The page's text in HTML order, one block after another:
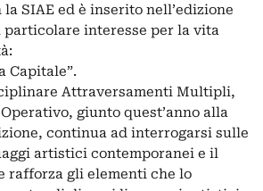
SIAE ed è inserito nell’edizione
particolare interesse per la vita
Capitale”.
Attraversamenti Multipli,
giunto quest’anno alla
continua ad interrogarsi sulle
artistici contemporanei e il
rafforza gli elementi che lo